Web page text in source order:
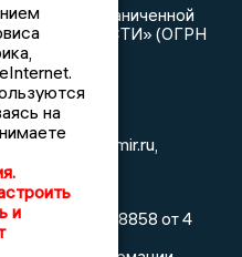
с ограниченной
НОВОСТИ» (ОГРН
Эл № ФС77-78858 от 4
из реестра
на
и